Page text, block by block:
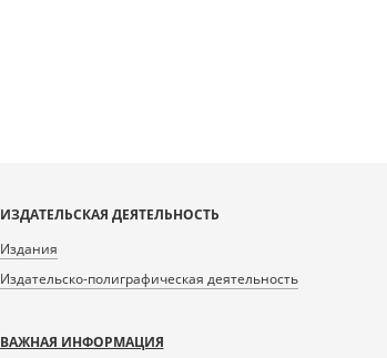
ИЗДАТЕЛЬСКАЯ ДЕЯТЕЛЬНОСТЬ
Издания
Издательско-полиграфическая деятельность
ВАЖНАЯ ИНФОРМАЦИЯ